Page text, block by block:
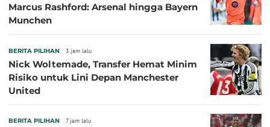
Marcus Rashford: Arsenal hingga Bayern
Munchen
BERITA PILIHAN 3 jam lalu
Nick Woltemade, Transfer Hemat Minim
Risiko untuk Lini Depan Manchester
United
BERITA PILIHAN 7 jam lalu